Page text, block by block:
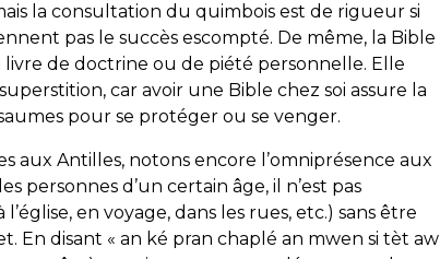
la consultation du quimbois est de rigueur si
pas le succès escompté. De même, la Bible
livre de doctrine ou de piété personnelle. Elle
car avoir une Bible chez soi assure la
pour se protéger ou se venger.
aux Antilles, notons encore l’omniprésence aux
personnes d’un certain âge, il n’est pas
en voyage, dans les rues, etc.) sans être
En disant « an ké pran chaplé an mwen si tèt aw